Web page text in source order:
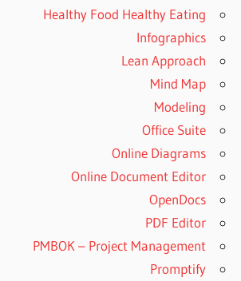
Healthy Food Healthy Eating
Infographics
Lean Approach
Mind Map
Modeling
Office Suite
Online Diagrams
Online Document Editor
OpenDocs
PDF Editor
PMBOK – Project Management
Promptify